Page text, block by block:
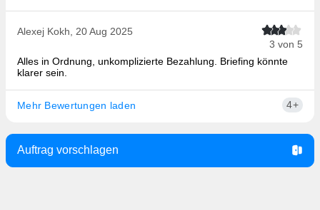
Alexej Kokh, 20 Aug 2025
3 von 5
Alles in Ordnung, unkomplizierte Bezahlung. Briefing könnte
klarer sein.
Mehr Bewertungen laden 4+
Auftrag vorschlagen